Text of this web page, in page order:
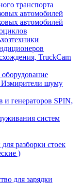
транспорта
автомобилей
автомобилей
TruckCam
шуму
и генераторов SPIN,
систем
разборки стоек
)
для зарядки